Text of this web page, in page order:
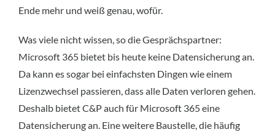
Ende mehr und weiß genau, wofür.
Was viele nicht wissen, so die Gesprächspartner:
Microsoft 365 bietet bis heute keine Datensicherung an.
Da kann es sogar bei einfachsten Dingen wie einem
Lizenzwechsel passieren, dass alle Daten verloren gehen.
Deshalb bietet C&P auch für Microsoft 365 eine
Datensicherung an. Eine weitere Baustelle, die häufig